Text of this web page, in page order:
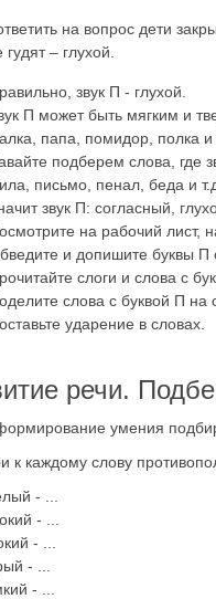
на вопрос дети
– глухой.
звук П - глухой.
П может быть мягким и
папа, помидор, полка и
подберем слова, где
письмо, пенал, беда и
звук П: согласный,
на рабочий лист,
и допишите буквы П
слоги и слова с
слова с буквой П на
ударение в словах.
речи.
умения
к каждому слову
- ...
- ...
- ...
- ...
- ...